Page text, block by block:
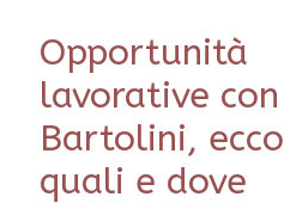
Opportunità
lavorative con
Bartolini, ecco
quali e dove